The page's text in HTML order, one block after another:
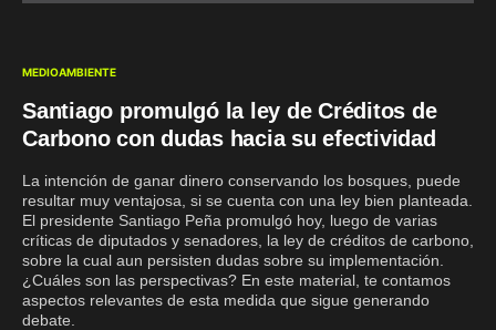
MEDIOAMBIENTE
Santiago promulgó la ley de Créditos de
Carbono con dudas hacia su efectividad
La intención de ganar dinero conservando los bosques, puede
resultar muy ventajosa, si se cuenta con una ley bien planteada.
El presidente Santiago Peña promulgó hoy, luego de varias
críticas de diputados y senadores, la ley de créditos de carbono,
sobre la cual aun persisten dudas sobre su implementación.
¿Cuáles son las perspectivas? En este material, te contamos
aspectos relevantes de esta medida que sigue generando
debate.